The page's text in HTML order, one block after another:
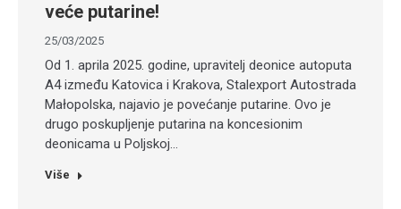
veće putarine!
25/03/2025
​Od 1. aprila 2025. godine, upravitelj deonice autoputa
A4 između Katovica i Krakova, Stalexport Autostrada
Małopolska, najavio je povećanje putarine. Ovo je
drugo poskupljenje putarina na koncesionim
deonicama u Poljskoj…
Više